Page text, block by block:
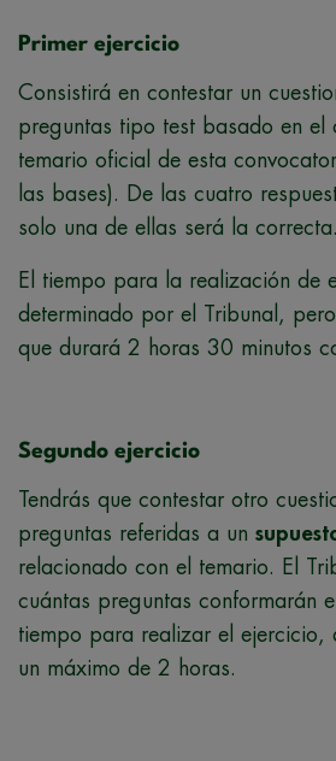
Primer ejercicio
Consistirá en contestar un
preguntas tipo test basado en el
temario oficial de esta
las bases). De las cuatro
solo una de ellas será la correcta.
El tiempo para la realización de
determinado por el Tribunal,
que durará 2 horas 30 minutos
Segundo ejercicio
Tendrás que contestar otro
preguntas referidas a un
relacionado con el temario. El
cuántas preguntas conformarán
tiempo para realizar el ejercicio,
un máximo de 2 horas.